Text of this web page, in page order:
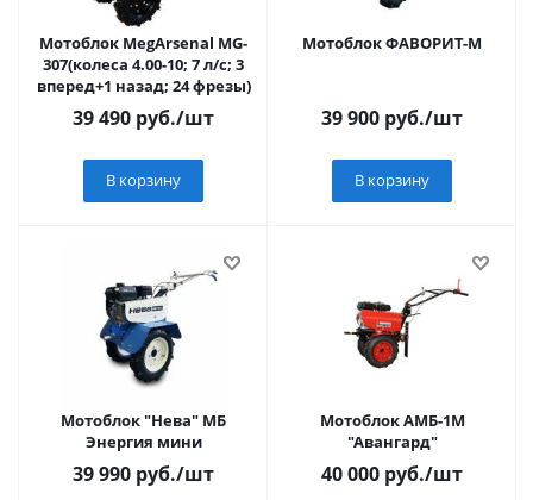
Мотоблок MegArsenal МG-
307(колеса 4.00-10; 7 л/с; 3
вперед+1 назад; 24 фрезы)
39 490 руб./шт
В корзину
Мотоблок ФАВОРИТ-М
39 900 руб./шт
В корзину
Мотоблок "Нева" МБ
Энергия мини
39 990 руб./шт
Мотоблок АМБ-1М
"Авангард"
40 000 руб./шт